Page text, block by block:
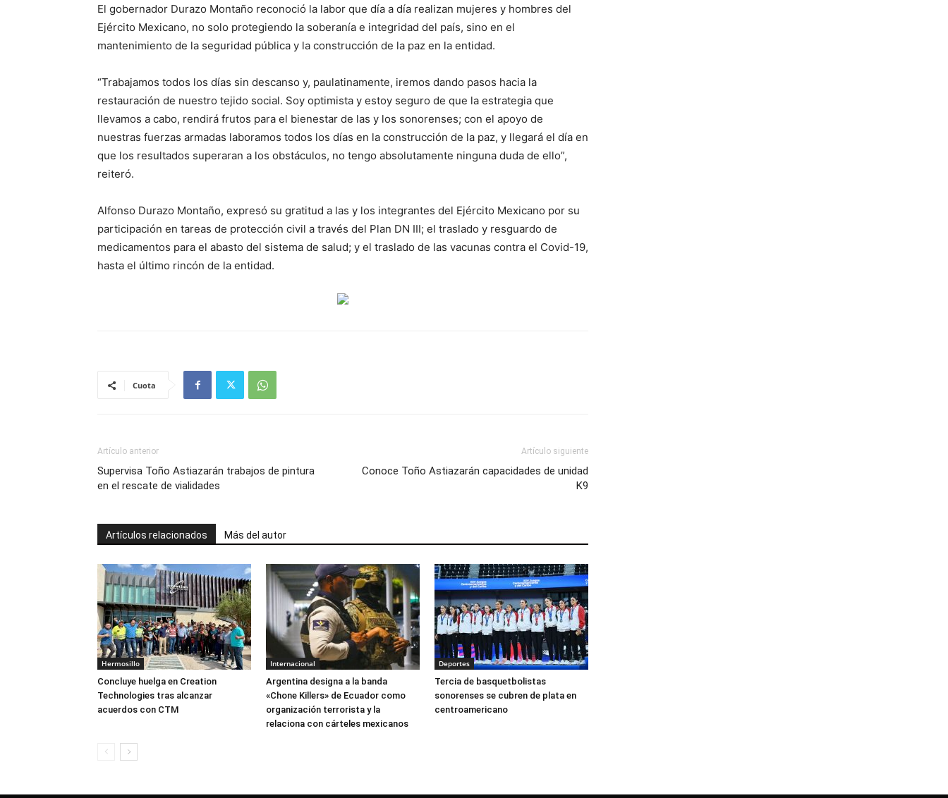
El gobernador Durazo Montaño reconoció la labor que día a día realizan mujeres y hombres del
Ejército Mexicano, no solo protegiendo la soberanía e integridad del país, sino en el
mantenimiento de la seguridad pública y la construcción de la paz en la entidad.
“Trabajamos todos los días sin descanso y, paulatinamente, iremos dando pasos hacia la
restauración de nuestro tejido social. Soy optimista y estoy seguro de que la estrategia que
llevamos a cabo, rendirá frutos para el bienestar de las y los sonorenses; con el apoyo de
nuestras fuerzas armadas laboramos todos los días en la construcción de la paz, y llegará el día en
que los resultados superaran a los obstáculos, no tengo absolutamente ninguna duda de ello”,
reiteró.
Alfonso Durazo Montaño, expresó su gratitud a las y los integrantes del Ejército Mexicano por su
participación en tareas de protección civil a través del Plan DN III; el traslado y resguardo de
medicamentos para el abasto del sistema de salud; y el traslado de las vacunas contra el Covid-19,
hasta el último rincón de la entidad.
Cuota
Artículo anterior
Supervisa Toño Astiazarán trabajos de pintura
en el rescate de vialidades
Artículo siguiente
Conoce Toño Astiazarán capacidades de unidad
K9
Artículos relacionados Más del autor
Hermosillo
Concluye huelga en Creation
Technologies tras alcanzar
acuerdos con CTM
Internacional
Argentina designa a la banda
«Chone Killers» de Ecuador como
organización terrorista y la
relaciona con cárteles mexicanos
Deportes
Tercia de basquetbolistas
sonorenses se cubren de plata en
centroamericano